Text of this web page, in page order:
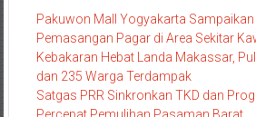
Pakuwon Mall Yogyakarta
Pemasangan Pagar di Area Sekitar
Kebakaran Hebat Landa Makassar,
dan 235 Warga Terdampak
Satgas PRR Sinkronkan TKD dan
Percepat Pemulihan Pasaman Barat